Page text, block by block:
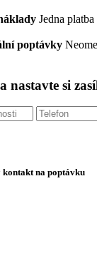
Jedna
poptávky
nastavte si
na poptávku